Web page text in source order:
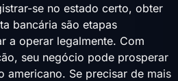
se no estado certo, obter
bancária são etapas
a operar legalmente. Com
seu negócio pode prosperar
americano. Se precisar de mais